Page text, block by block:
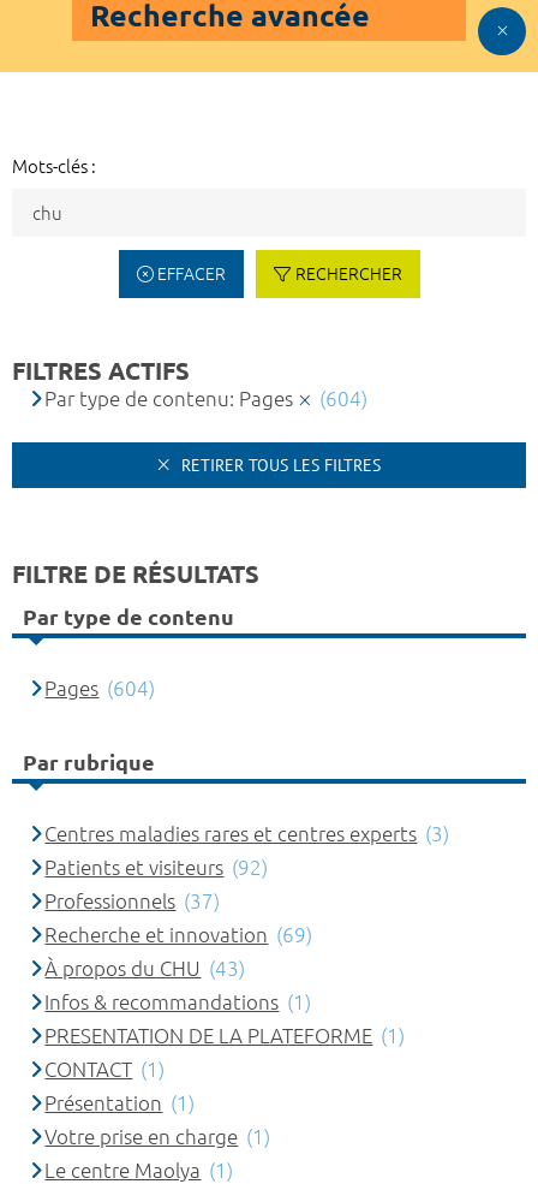
Recherche avancée
Mots-clés :
EFFACER RECHERCHER
FILTRES ACTIFS
Par type de contenu: Pages (604)
RETIRER TOUS LES FILTRES
FILTRE DE RÉSULTATS
Par type de contenu
Pages (604)
Par rubrique
Centres maladies rares et centres experts (3)
Patients et visiteurs (92)
Professionnels (37)
Recherche et innovation (69)
À propos du CHU (43)
Infos & recommandations (1)
PRESENTATION DE LA PLATEFORME (1)
CONTACT (1)
Présentation (1)
Votre prise en charge (1)
Le centre Maolya (1)